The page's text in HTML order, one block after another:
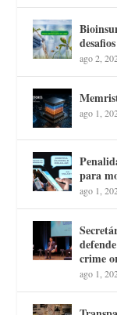
ago 2,
ago 1,
para
ago 1,
crime
ago 1,